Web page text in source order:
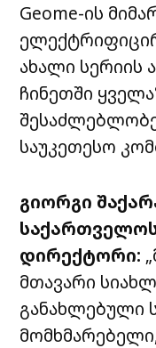
Geome-ის
ახალი სერიის
ჩინეთში
საუკეთესო
გიორგი
დირექტორი:
მთავარი
განახლებული